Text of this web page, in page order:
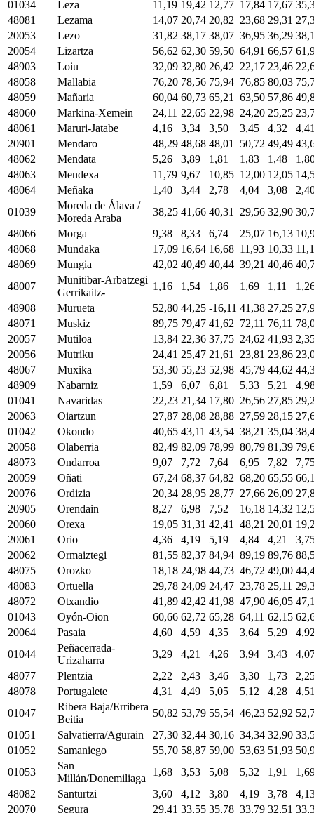
01034
Leza 11,19 19,42 12,77 17,84 17,67
48081
Lezama 14,07 20,74 20,82 23,68 29,31
20053
Lezo 31,82 38,17 38,07 36,95 36,29
20054
Lizartza 56,62 62,30 59,50 64,91 66,57
48903
Loiu 32,09 32,80 26,42 22,17 23,46
48058
Mallabia 76,20 78,56 75,94 76,85 80,03
48059
Mañaria 60,04 60,73 65,21 63,50 57,86
48060
Markina-Xemein 24,11 22,65 22,98 24,20 25,25
48061
Maruri-Jatabe 4,16 3,34 3,50 3,45 4,32
20901
Mendaro 48,29 48,68 48,01 50,72 49,49
48062
Mendata 5,26 3,89 1,81 1,83 1,48
48063
Mendexa 11,79 9,67 10,85 12,00 12,05
48064
Meñaka 1,40 3,44 2,78 4,04 3,08
01039
Moreda de Álava /
Moreda Araba
38,25 41,66 40,31 29,56 32,90
48066
Morga 9,38 8,33 6,74 25,07 16,13
48068
Mundaka 17,09 16,64 16,68 11,93 10,33
48069
Mungia 42,02 40,49 40,44 39,21 40,46
48007
Munitibar-Arbatzegi
Gerrikaitz-
1,16 1,54 1,86 1,69 1,11
48908
Murueta 52,80 44,25 -16,11 41,38 27,25
48071
Muskiz 89,75 79,47 41,62 72,11 76,11
20057
Mutiloa 13,84 22,36 37,75 24,62 41,93
20056
Mutriku 24,41 25,47 21,61 23,81 23,86
48067
Muxika 53,30 55,23 52,98 45,79 44,62
48909
Nabarniz 1,59 6,07 6,81 5,33 5,21
01041
Navaridas 22,23 21,34 17,80 26,56 27,85
20063
Oiartzun 27,87 28,08 28,88 27,59 28,15
01042
Okondo 40,65 43,11 43,54 38,21 35,04
20058
Olaberria 82,49 82,09 78,99 80,79 81,39
48073
Ondarroa 9,07 7,72 7,64 6,95 7,82
20059
Oñati 67,24 68,37 64,82 68,20 65,55
20076
Ordizia 20,34 28,95 28,77 27,66 26,09
20905
Orendain 8,27 6,98 7,52 16,18 14,32
20060
Orexa 19,05 31,31 42,41 48,21 20,01
20061
Orio 4,36 4,19 5,19 4,84 4,21
20062
Ormaiztegi 81,55 82,37 84,94 89,19 89,76
48075
Orozko 18,18 24,98 44,73 46,72 49,00
48083
Ortuella 29,78 24,09 24,47 23,78 25,11
48072
Otxandio 41,89 42,42 41,98 47,90 46,05
01043
Oyón-Oion 60,66 62,72 65,28 64,11 62,15
20064
Pasaia 4,60 4,59 4,35 3,64 5,29
01044
Peñacerrada-
Urizaharra
3,29 4,21 4,26 3,94 3,43
48077
Plentzia 2,22 2,43 3,46 3,30 1,73
48078
Portugalete 4,31 4,49 5,05 5,12 4,28
01047
Ribera Baja/Erribera
Beitia
50,82 53,79 55,54 46,23 52,92
01051
Salvatierra/Agurain 27,30 32,44 30,16 34,34 32,90
01052
Samaniego 55,70 58,87 59,00 53,63 51,93
01053
San
Millán/Donemiliaga
1,68 3,53 5,08 5,32 1,91
48082
Santurtzi 3,60 4,12 3,80 4,19 3,78
20070
Segura 29,41 33,55 35,78 33,79 32,51